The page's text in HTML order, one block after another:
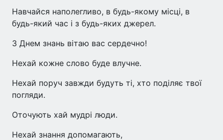
Навчайся наполегливо, в будь-якому місці, в
будь-який час і з будь-яких джерел.
З Днем знань вітаю вас сердечно!
Нехай кожне слово буде влучне.
Нехай поруч завжди будуть ті, хто поділяє твої
погляди.
Оточують хай мудрі люди.
Нехай знання допомагають,